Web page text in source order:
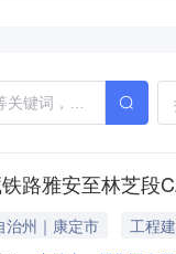
路雅安至林芝
治州｜康定市
工程